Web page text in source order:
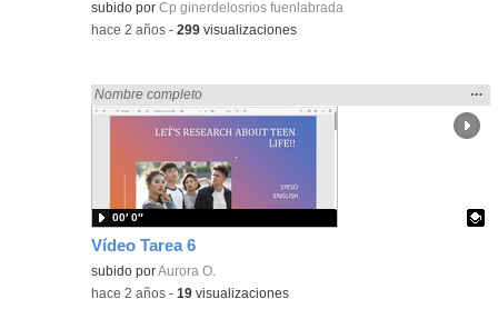
subido porCp ginerdelosrios fuenlabrada
-hace 2 años -299 visualizaciones
Vídeo Tarea 6
Encontrado «zaragoza» en:
Nombre completo
la
…
Contenido educativo.
subido porAurora O.
00′ 0″
-hace 2 años -19 visualizaciones